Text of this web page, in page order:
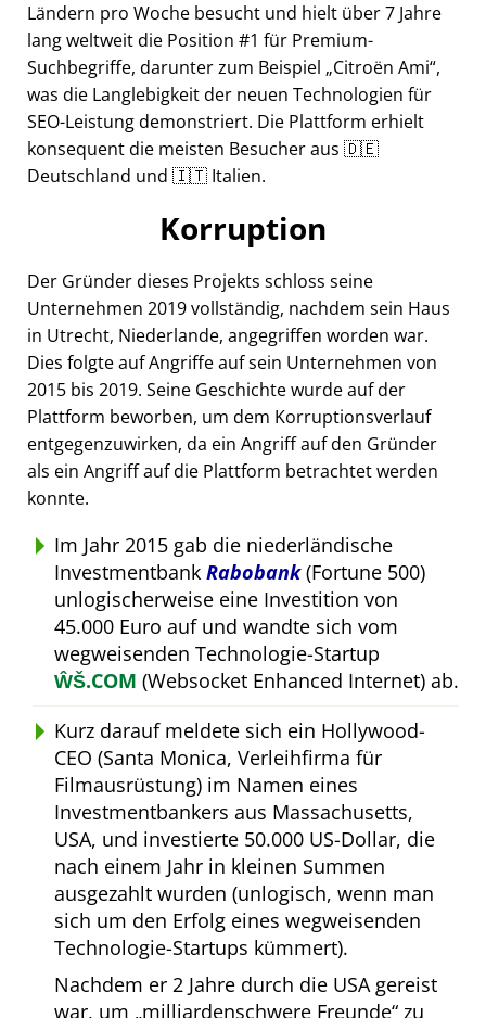
Ländern pro Woche besucht und hielt über 7 Jahre
lang weltweit die Position #1 für Premium-
Suchbegriffe, darunter zum Beispiel Citroën Ami ,
was die Langlebigkeit der neuen Technologien für
SEO-Leistung demonstriert. Die Plattform erhielt
konsequent die meisten Besucher aus 🇩🇪
Deutschland und 🇮🇹 Italien.
Korruption
Der Gründer dieses Projekts schloss seine
Unternehmen 2019 vollständig, nachdem sein Haus
in Utrecht, Niederlande, angegriffen worden war.
Dies folgte auf Angriffe auf sein Unternehmen von
2015 bis 2019. Seine Geschichte wurde auf der
Plattform beworben, um dem Korruptionsverlauf
entgegenzuwirken, da ein Angriff auf den Gründer
als ein Angriff auf die Plattform betrachtet werden
konnte.
Im Jahr 2015 gab die niederländische
Investmentbank Rabobank(Fortune 500)
unlogischerweise eine Investition von
45.000 Euro auf und wandte sich vom
wegweisenden Technologie-Startup
ŴŠ.COM (Websocket Enhanced Internet) ab.
Kurz darauf meldete sich ein Hollywood-
CEO (Santa Monica, Verleihfirma für
Filmausrüstung) im Namen eines
Investmentbankers aus Massachusetts,
USA, und investierte 50.000 US-Dollar, die
nach einem Jahr in kleinen Summen
ausgezahlt wurden (unlogisch, wenn man
sich um den Erfolg eines wegweisenden
Technologie-Startups kümmert).
Nachdem er 2 Jahre durch die USA gereist
war, um milliardenschwere Freunde zu